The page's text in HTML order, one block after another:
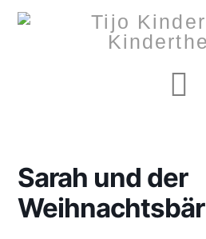
Sarah und der
Weihnachtsbär